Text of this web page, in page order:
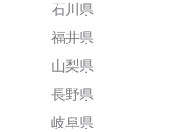
石川県
福井県
山梨県
長野県
岐阜県